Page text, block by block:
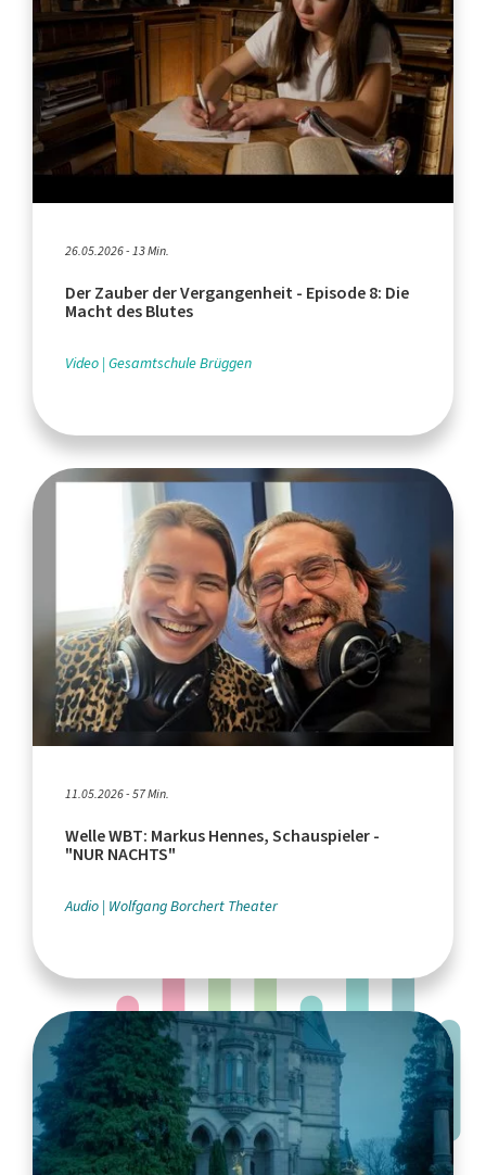
26.05.2026 - 13 Min.
Der Zauber der Vergangenheit - Episode 8: Die
Macht des Blutes
Video Gesamtschule Brüggen
11.05.2026 - 57 Min.
Welle WBT: Markus Hennes, Schauspieler -
"NUR NACHTS"
Audio Wolfgang Borchert Theater